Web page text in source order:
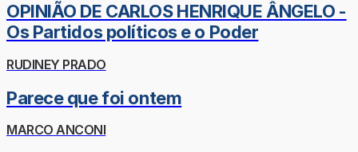
OPINIÃO DE CARLOS HENRIQUE ÂNGELO -
Os Partidos políticos e o Poder
RUDINEY PRADO
Parece que foi ontem
MARCO ANCONI